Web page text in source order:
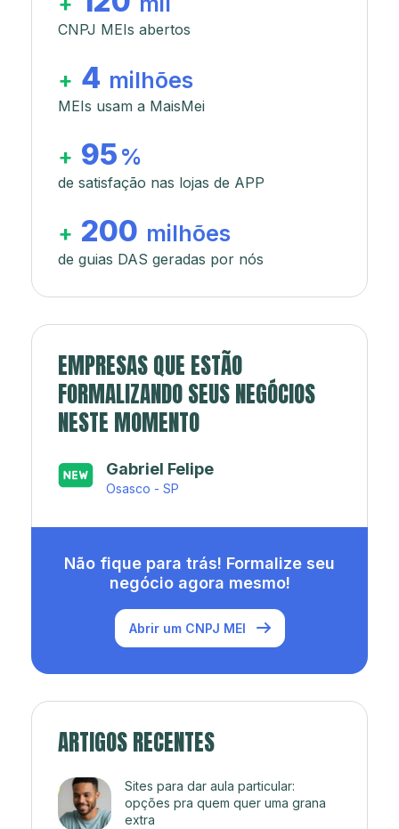
CNPJ MEIs abertos
+ 4 milhões
MEIs usam a MaisMei
+ 95 %
de satisfação nas lojas de APP
+ 200 milhões
de guias DAS geradas por nós
EMPRESAS QUE ESTÃO
FORMALIZANDO SEUS NEGÓCIOS
NESTE MOMENTO
Japa’s açaí e sorveteria
Rio de Janeiro - RJ
Não fique para trás! Formalize seu
negócio agora mesmo!
Abrir um CNPJ MEI
ARTIGOS RECENTES
Sites para dar aula particular:
opções pra quem quer uma grana
extra